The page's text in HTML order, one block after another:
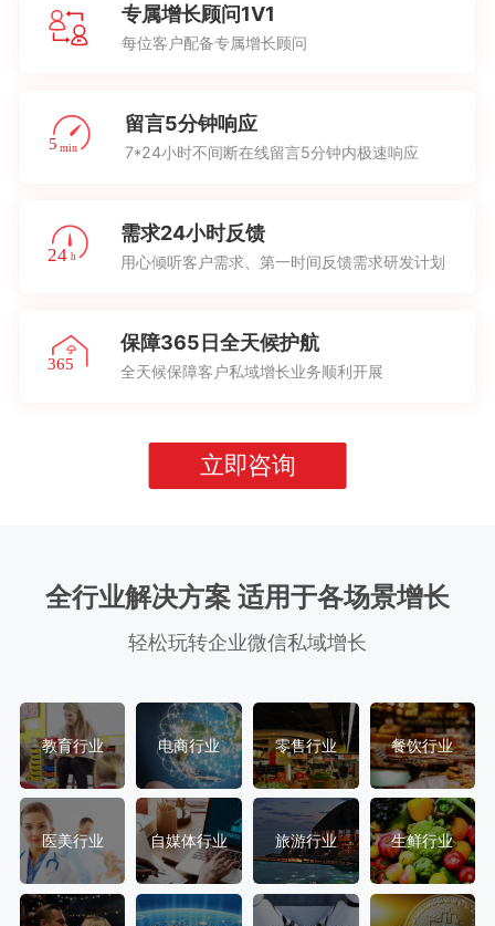
专属增长顾问1V1
每位客户配备专属增长顾问
留言5分钟响应
7*24小时不间断在线留言5分钟内极速响应
需求24小时反馈
用心倾听客户需求、第一时间反馈需求研发计划
保障365日全天候护航
全天候保障客户私域增长业务顺利开展
立即咨询
全行业解决方案 适用于各场景增长
轻松玩转企业微信私域增长
教育行业 电商行业 零售行业 餐饮行业
医美行业 自媒体行业 旅游行业 生鲜行业